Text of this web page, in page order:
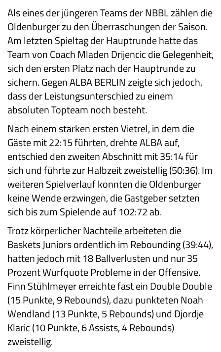
Als eines der jüngeren Teams der NBBL zählen die
Oldenburger zu den Überraschungen der Saison.
Am letzten Spieltag der Hauptrunde hatte das
Team von Coach Mladen Drijencic die Gelegenheit,
sich den ersten Platz nach der Hauptrunde zu
sichern. Gegen ALBA BERLIN zeigte sich jedoch,
dass der Leistungsunterschied zu einem
absoluten Topteam noch besteht.
Nach einem starken ersten Vietrel, in dem die
Gäste mit 22:15 führten, drehte ALBA auf,
entschied den zweiten Abschnitt mit 35:14 für
sich und führte zur Halbzeit zweistellig (50:36). Im
weiteren Spielverlauf konnten die Oldenburger
keine Wende erzwingen, die Gastgeber setzten
sich bis zum Spielende auf 102:72 ab.
Trotz körperlicher Nachteile arbeiteten die
Baskets Juniors ordentlich im Rebounding (39:44),
hatten jedoch mit 18 Ballverlusten und nur 35
Prozent Wurfquote Probleme in der Offensive.
Finn Stühlmeyer erreichte fast ein Double Double
(15 Punkte, 9 Rebounds), dazu punkteten Noah
Wendland (13 Punkte, 5 Rebounds) und Djordje
Klaric (10 Punkte, 6 Assists, 4 Rebounds)
zweistellig.